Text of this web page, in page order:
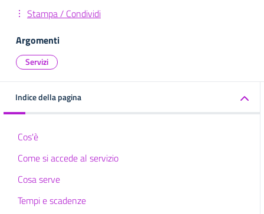
Stampa / Condividi
Argomenti
Servizi
Indice della pagina
Cos'è
Come si accede al servizio
Cosa serve
Tempi e scadenze